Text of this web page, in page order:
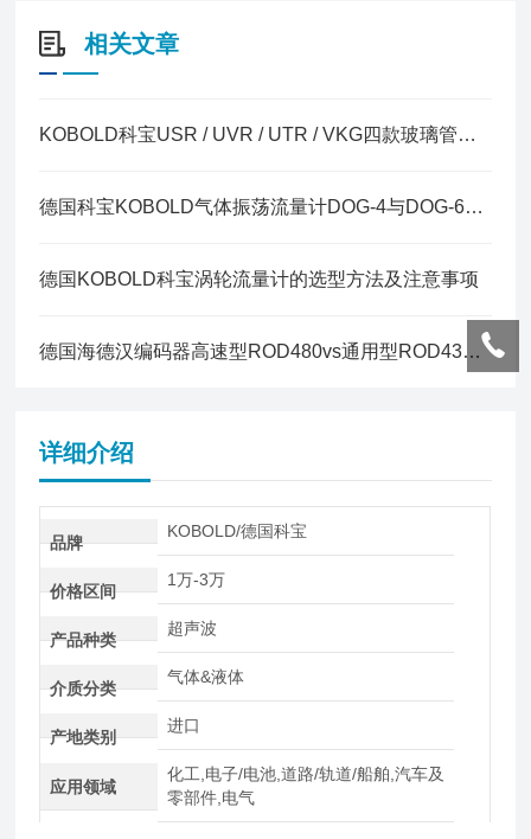
相关文章
KOBOLD科宝USR / UVR / UTR / VKG四款玻璃管变面积流量计的区别
德国科宝KOBOLD气体振荡流量计DOG-4与DOG-6核心区别
德国KOBOLD科宝涡轮流量计的选型方法及注意事项
德国海德汉编码器高速型ROD480vs通用型ROD431特点
详细介绍
品牌
KOBOLD/德国科宝
价格区间
1万-3万
产品种类
超声波
介质分类
气体&液体
产地类别
进口
应用领域
化工,电子/电池,道路/轨道/船舶,汽车及
零部件,电气